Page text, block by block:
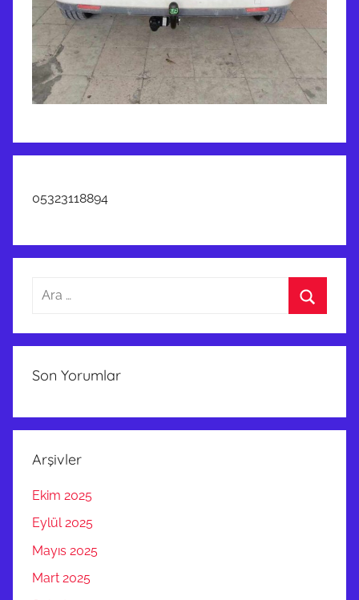
05323118894
Arama:
Son Yorumlar
Arşivler
Ekim 2025
Eylül 2025
Mayıs 2025
Mart 2025